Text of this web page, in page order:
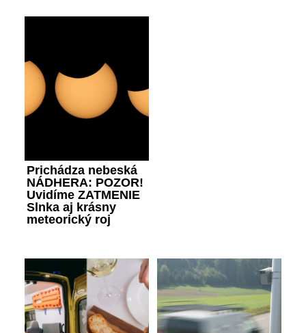
Prichádza nebeská
NÁDHERA: POZOR!
Uvidíme ZATMENIE
Slnka aj krásny
meteorický roj